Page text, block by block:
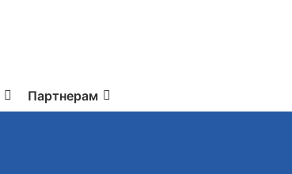
Партнерам